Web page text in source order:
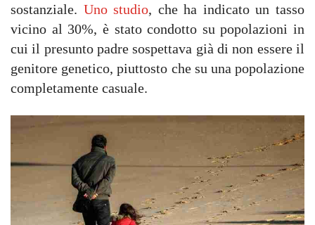
sostanziale. Uno studio, che ha indicato un tasso
vicino al 30%, è stato condotto su popolazioni in
cui il presunto padre sospettava già di non essere il
genitore genetico, piuttosto che su una popolazione
completamente casuale.